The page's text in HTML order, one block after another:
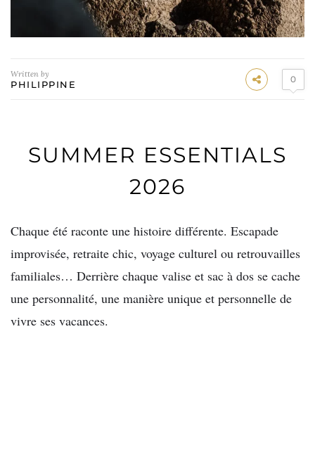
Written by
PHILIPPINE 0
SUMMER ESSENTIALS
2026
Chaque été raconte une histoire différente. Escapade
improvisée, retraite chic, voyage culturel ou retrouvailles
familiales… Derrière chaque valise et sac à dos se cache
une personnalité, une manière unique et personnelle de
vivre ses vacances.